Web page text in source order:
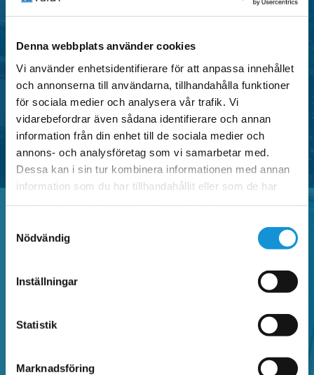
Denna webbplats använder cookies
Vi använder enhetsidentifierare för att anpassa innehållet
och annonserna till användarna, tillhandahålla funktioner
för sociala medier och analysera vår trafik. Vi
vidarebefordrar även sådana identifierare och annan
information från din enhet till de sociala medier och
annons- och analysföretag som vi samarbetar med.
Dessa kan i sin tur kombinera informationen med annan
information som du har tillhandahållit eller som de har
Nödvändig
Inställningar
Statistik
Marknadsföring
centrala områden i Falun, anpassade för både
privatpersoner och verksamheter.
SE OMRÅDEN MED P-TILLSTÅND
Vanliga frågor
om Faluappen, parkeringsregler,
kontrollavgift och annat som rör parkering.